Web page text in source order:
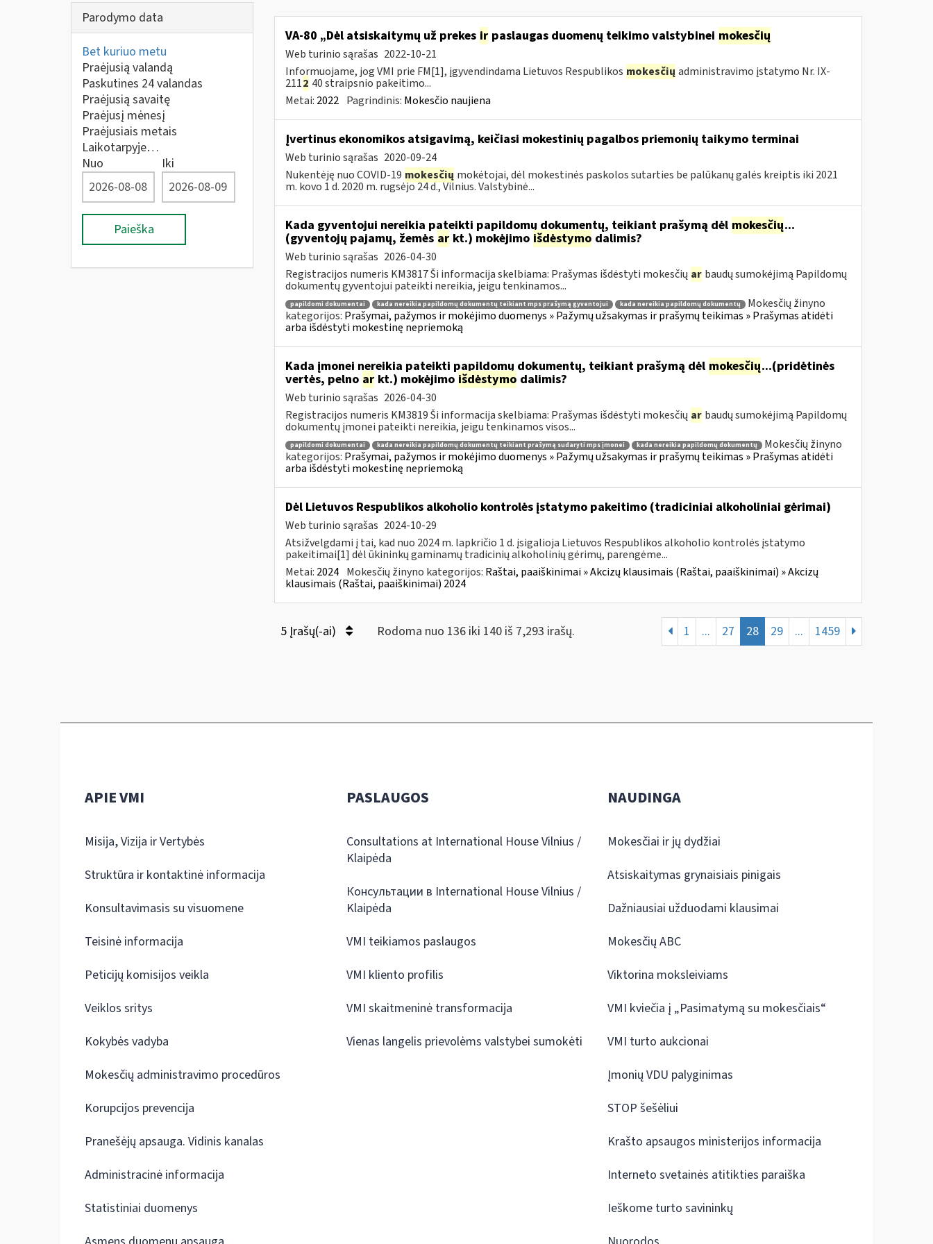
Parodymo data
Bet kuriuo metu
Praėjusią valandą
Paskutines 24 valandas
Praėjusią savaitę
Praėjusį mėnesį
Praėjusiais metais
Laikotarpyje…
Nuo
Iki
Paieška
VA-80 „Dėl atsiskaitymų už prekes irpaslaugas duomenų teikimo valstybinei mokesčių
Web turinio sąrašas 2022-10-21
Informuojame, jog VMI prie FM[1], įgyvendindama Lietuvos Respublikos mokesčių administravimo įstatymo Nr. IX-
2112 40 straipsnio pakeitimo...
Metai: 2022 Pagrindinis: Mokesčio naujiena
Įvertinus ekonomikos atsigavimą, keičiasi mokestinių pagalbos priemonių taikymo terminai
Web turinio sąrašas 2020-09-24
Nukentėję nuo COVID-19 mokesčių mokėtojai, dėl mokestinės paskolos sutarties be palūkanų galės kreiptis iki 2021
m. kovo 1 d. 2020 m. rugsėjo 24 d., Vilnius. Valstybinė...
Kada gyventojui nereikia pateikti papildomų dokumentų, teikiant prašymą dėl mokesčių...
(gyventojų pajamų, žemės arkt.) mokėjimo išdėstymo dalimis?
Web turinio sąrašas 2026-04-30
Registracijos numeris KM3817 Ši informacija skelbiama: Prašymas išdėstyti mokesčių ar baudų sumokėjimą Papildomų
dokumentų gyventojui pateikti nereikia, jeigu tenkinamos...
papildomi dokumentai kada nereikia papildomų dokumentų teikiant mps prašymą gyventojui kada nereikia papildomų dokumentų
Mokesčių žinyno
kategorijos: Prašymai, pažymos ir mokėjimo duomenys » Pažymų užsakymas ir prašymų teikimas » Prašymas atidėti
arba išdėstyti mokestinę nepriemoką
Kada įmonei nereikia pateikti papildomų dokumentų, teikiant prašymą dėl mokesčių...(pridėtinės
vertės, pelno arkt.) mokėjimo išdėstymo dalimis?
Web turinio sąrašas 2026-04-30
Registracijos numeris KM3819 Ši informacija skelbiama: Prašymas išdėstyti mokesčių ar baudų sumokėjimą Papildomų
dokumentų įmonei pateikti nereikia, jeigu tenkinamos visos...
papildomi dokumentai kada nereikia papildomų dokumentų teikiant prašymą sudaryti mps įmonei kada nereikia papildomų dokumentų
Mokesčių žinyno
kategorijos: Prašymai, pažymos ir mokėjimo duomenys » Pažymų užsakymas ir prašymų teikimas » Prašymas atidėti
arba išdėstyti mokestinę nepriemoką
Dėl Lietuvos Respublikos alkoholio kontrolės įstatymo pakeitimo (tradiciniai alkoholiniai gėrimai)
Web turinio sąrašas 2024-10-29
Atsižvelgdami į tai, kad nuo 2024 m. lapkričio 1 d. įsigalioja Lietuvos Respublikos alkoholio kontrolės įstatymo
pakeitimai[1] dėl ūkininkų gaminamų tradicinių alkoholinių gėrimų, parengėme...
Metai: 2024 Mokesčių žinyno kategorijos: Raštai, paaiškinimai » Akcizų klausimais (Raštai, paaiškinimai) » Akcizų
klausimais (Raštai, paaiškinimai) 2024
5 Įrašų(-ai) Rodoma nuo 136 iki 140 iš 7,293 irašų. 1 ... 27 28 29 ... 1459
APIE VMI
Misija, Vizija ir Vertybės
Struktūra ir kontaktinė informacija
Konsultavimasis su visuomene
Teisinė informacija
Peticijų komisijos veikla
Veiklos sritys
Kokybės vadyba
Mokesčių administravimo procedūros
Korupcijos prevencija
Pranešėjų apsauga. Vidinis kanalas
Administracinė informacija
Statistiniai duomenys
PASLAUGOS
Consultations at International House Vilnius /
Klaipėda
Консультации в International House Vilnius /
Klaipėda
VMI teikiamos paslaugos
VMI kliento profilis
VMI skaitmeninė transformacija
Vienas langelis prievolėms valstybei sumokėti
NAUDINGA
Mokesčiai ir jų dydžiai
Atsiskaitymas grynaisiais pinigais
Dažniausiai užduodami klausimai
Mokesčių ABC
Viktorina moksleiviams
VMI kviečia į „Pasimatymą su mokesčiais“
VMI turto aukcionai
Įmonių VDU palyginimas
STOP šešėliui
Krašto apsaugos ministerijos informacija
Interneto svetainės atitikties paraiška
Ieškome turto savininkų